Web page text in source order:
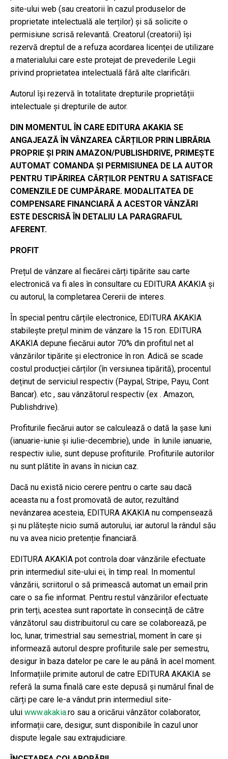
site-ului web (sau creatorii în cazul produselor de
proprietate intelectuală ale terților) și să solicite o
permisiune scrisă relevantă. Creatorul (creatorii) își
rezervă dreptul de a refuza acordarea licenței de utilizare
a materialului care este protejat de prevederile Legii
privind proprietatea intelectuală fără alte clarificări.
Autorul își rezervă în totalitate drepturile proprietății
intelectuale și drepturile de autor.
DIN MOMENTUL ÎN CARE EDITURA AKAKIA SE
ANGAJEAZĂ ÎN VÂNZAREA CĂRȚILOR PRIN LIBRĂRIA
PROPRIE ȘI PRIN AMAZON/PUBLISHDRIVE, PRIMEȘTE
AUTOMAT COMANDA ȘI PERMISIUNEA DE LA AUTOR
PENTRU TIPĂRIREA CĂRȚILOR PENTRU A SATISFACE
COMENZILE DE CUMPĂRARE. MODALITATEA DE
COMPENSARE FINANCIARĂ A ACESTOR VÂNZĂRI
ESTE DESCRISĂ ÎN DETALIU LA PARAGRAFUL
AFERENT.
PROFIT
Prețul de vânzare al fiecărei cărți tipărite sau carte
electronică va fi ales în consultare cu EDITURA AKAKIA și
cu autorul, la completarea Cererii de interes.
În special pentru cărțile electronice, EDITURA AKAKIA
stabilește prețul minim de vânzare la 15 ron. EDITURA
AKAKIA depune fiecărui autor 70% din profitul net al
vânzărilor tipărite și electronice în ron. Adică se scade
costul producției cărților (în versiunea tipărită), procentul
deținut de serviciul respectiv (Paypal, Stripe, Payu, Cont
Bancar). etc , sau vânzătorul respectiv (ex . Amazon,
Publishdrive).
Profiturile fiecărui autor se calculează o dată la șase luni
(ianuarie-iunie și iulie-decembrie), unde în lunile ianuarie,
respectiv iulie, sunt depuse profiturile. Profiturile autorilor
nu sunt plătite în avans în niciun caz.
Dacă nu există nicio cerere pentru o carte sau dacă
aceasta nu a fost promovată de autor, rezultând
nevânzarea acesteia, EDITURA AKAKIA nu compensează
și nu plătește nicio sumă autorului, iar autorul la rândul său
nu va avea nicio pretenție financiară.
EDITURA AKAKIA pot controla doar vânzările efectuate
prin intermediul site-ului ei, în timp real. In momentul
vânzării, scriitorul o să primească automat un email prin
care o sa fie informat. Pentru restul vânzărilor efectuate
prin terți, acestea sunt raportate în consecință de către
vânzătorul sau distribuitorul cu care se colaborează, pe
loc, lunar, trimestrial sau semestrial, moment în care și
informează autorul despre profiturile sale per semestru,
desigur în baza datelor pe care le au până în acel moment.
Informațiile primite autorul de catre EDITURA AKAKIA se
referă la suma finală care este depusă și numărul final de
cărți pe care le-a vândut prin intermediul site-
ului www.akakia.ro sau a oricărui vânzător colaborator,
informații care, desigur, sunt disponibile în cazul unor
dispute legale sau extrajudiciare.